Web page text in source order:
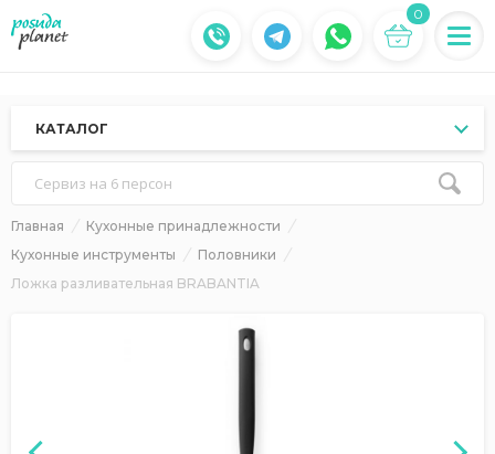
0
КАТАЛОГ
Сервиз на 6 персон
Главная
Кухонные принадлежности
Кухонные инструменты
Половники
Ложка разливательная BRABANTIA